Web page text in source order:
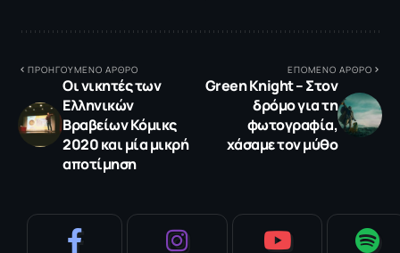
ΠΡΟΗΓΟΥΜΕΝΟ ΑΡΘΡΟ
Οι νικητές των
Ελληνικών
Βραβείων Κόμικς
2020 και μία μικρή
αποτίμηση
ΕΠΟΜΕΝΟ ΑΡΘΡΟ
Green Knight – Στον
δρόμο για τη
φωτογραφία,
χάσαμε τον μύθο